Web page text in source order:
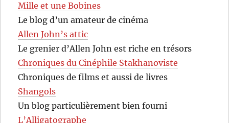
Mille et une Bobines
Le blog d’un amateur de cinéma
Allen John’s attic
Le grenier d’Allen John est riche en trésors
Chroniques du Cinéphile Stakhanoviste
Chroniques de films et aussi de livres
Shangols
Un blog particulièrement bien fourni
L’Alligatographe